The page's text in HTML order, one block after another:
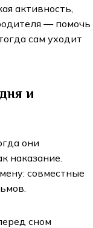
активность,
— помочь
сам уходит
и
они
наказание.
совместные
сном